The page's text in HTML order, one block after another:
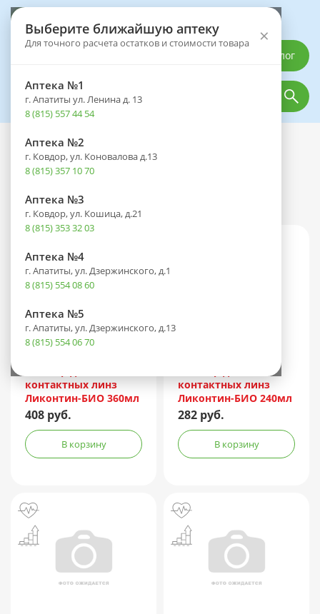
Выберите ближайшую аптеку
Для точного расчета остатков и стоимости товара ×
Аптека №1
г. Апатиты ул. Ленина д. 13
8 (815) 557 44 54
Аптека №2
г. Ковдор, ул. Коновалова д.13
8 (815) 357 10 70
Аптека №3
г. Ковдор, ул. Кошица, д.21
8 (815) 353 32 03
Аптека №4
г. Апатиты, ул. Дзержинского, д.1
8 (815) 554 08 60
Аптека №5
г. Апатиты, ул. Дзержинского, д.13
8 (815) 554 06 70
Каталог
Каталог Оптика
Контактные линзы
По цене
контактных линз
Ликонтин-БИО 360мл
+ контейнер
408 руб.
В корзину
контактных линз
Ликонтин-БИО 240мл
+ контейнер
282 руб.
В корзину